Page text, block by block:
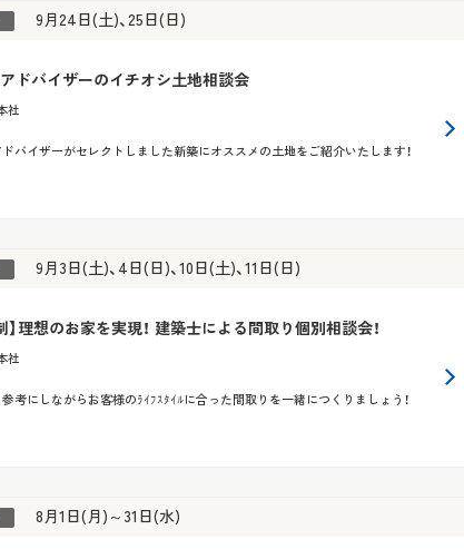
9月24日(土)、25日(日)
ドバイザーのイチオシ土地相談会
社
バイザーがセレクトしました新築にオススメの土地をご紹介いたします！
9月3日(土)、4日(日)、10日(土)、11日(日)
】理想のお家を実現！ 建築士による間取り個別相談会！
社
考にしながらお客様のﾗｲﾌｽﾀｲﾙに合った間取りを一緒につくりましょう！
8月1日(月)～31日(水)